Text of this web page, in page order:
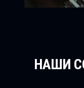
НАШИ